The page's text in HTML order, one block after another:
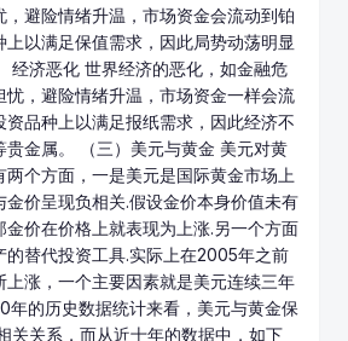
，避险情绪升温，市场资金会流动到铂
上以满足保值需求，因此局势动荡明显
经济恶化 世界经济的恶化，如金融危
忧，避险情绪升温，市场资金一样会流
资品种上以满足报纸需求，因此经济不
贵金属。 （三）美元与黄金 美元对黄
个方面，一是美元是国际黄金市场上
金价呈现负相关.假设金价本身价值未有
金价在价格上就表现为上涨.另一个方面
的替代投资工具.实际上在2005年之前
上涨，一个主要因素就是美元连续三年
年的历史数据统计来看，美元与黄金保
关关系，而从近十年的数据中，如下